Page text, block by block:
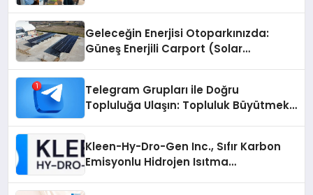
Geleceğin Enerjisi Otoparkınızda:
Güneş Enerjili Carport (Solar
Telegram Grupları ile Doğru
Topluluğa Ulaşın: Topluluk Büyütmek
Kleen-Hy-Dro-Gen Inc., Sıfır Karbon
Emisyonlu Hidrojen Isıtma